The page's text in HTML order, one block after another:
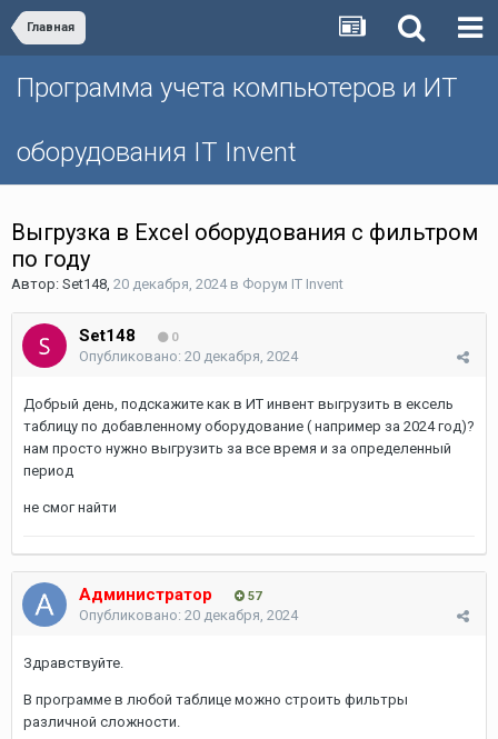
Главная
Программа учета компьютеров и ИТ
оборудования IT Invent
Выгрузка в Excel оборудования с фильтром
по году
Автор: Set148, 20 декабря, 2024в Форум IT Invent
Set148 0
Опубликовано: 20 декабря, 2024
Добрый день, подскажите как в ИТ инвент выгрузить в ексель
таблицу по добавленному оборудование ( например за 2024 год)?
нам просто нужно выгрузить за все время и за определенный
период
не смог найти
Администратор 57
Опубликовано: 20 декабря, 2024
Здравствуйте.
В программе в любой таблице можно строить фильтры
различной сложности.